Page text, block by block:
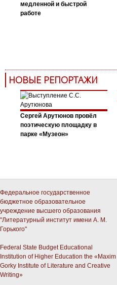
медленной и быстрой
работе
НОВЫЕ РЕПОРТАЖИ
Сергей Арутюнов провёл
поэтическую площадку в
парке «Музеон»
Федеральное государственное
бюджетное образовательное
учреждение высшего образования
"Литературный институт имени А. М.
Горького"
Federal State Budget Educational
Institution of Higher Education the «Maxim
Gorky Institute of Literature and Creative
Writing»